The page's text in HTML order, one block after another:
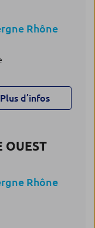
Rhône
Plus d’infos
OUEST
Rhône